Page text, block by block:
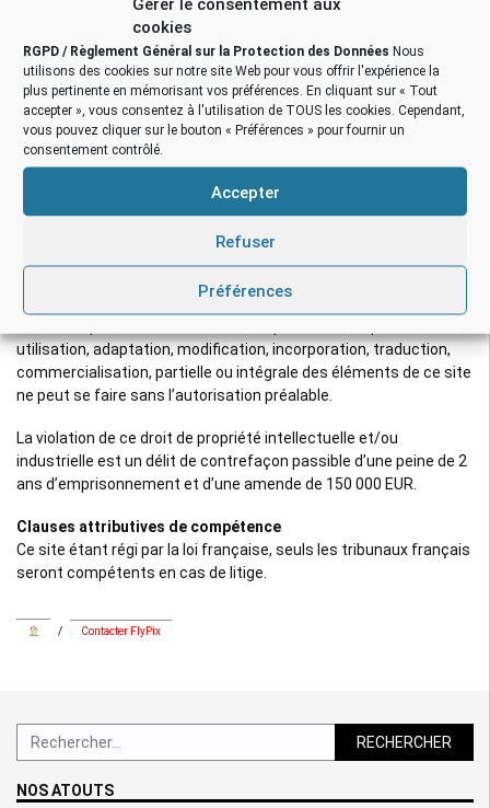
cookies
RGPD / Règlement Général sur la Protection des Données Nous
utilisons des cookies sur notre site Web pour vous offrir l'expérience la
plus pertinente en mémorisant vos préférences. En cliquant sur « Tout
accepter », vous consentez à l'utilisation de TOUS les cookies. Cependant,
vous pouvez cliquer sur le bouton « Préférences » pour fournir un
consentement contrôlé.
Accepter
Refuser
Préférences
possédons à votre sujet, incluant celles que vous nous avez
Vous pouvez également demander la suppression des données
personnelles vous concernant. Cela ne prend pas en compte les
données stockées à des fins administratives, légales ou pour
des raisons de sécurité.
L’ensemble du site, et chacun de ses éléments pris séparément,
constituent une œuvre protégée et relèvent de la législation
utilisation, adaptation, modification, incorporation, traduction,
commercialisation, partielle ou intégrale des éléments de ce site
ne peut se faire sans l’autorisation préalable.
La violation de ce droit de propriété intellectuelle et/ou
industrielle est un délit de contrefaçon passible d’une peine de 2
ans d’emprisonnement et d’une amende de 150 000 EUR.
Clauses attributives de compétence
Ce site étant régi par la loi française, seuls les tribunaux français
seront compétents en cas de litige.
/ Contacter FlyPix
Rechercher :
NOS ATOUTS